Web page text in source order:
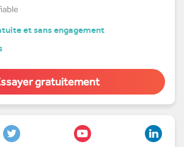
et sans engagement
gratuitement